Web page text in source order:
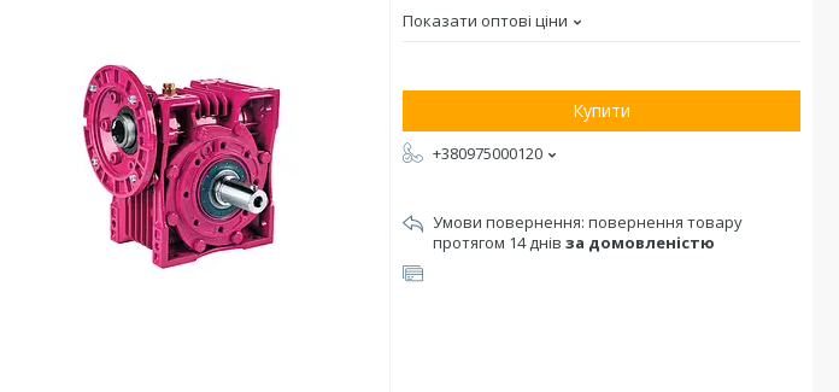
Показати оптові ціни
Купити
+380975000120
повернення товару
протягом 14 днів за домовленістю